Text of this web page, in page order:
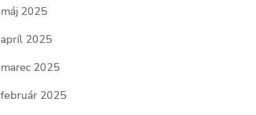
máj 2025
apríl 2025
marec 2025
február 2025